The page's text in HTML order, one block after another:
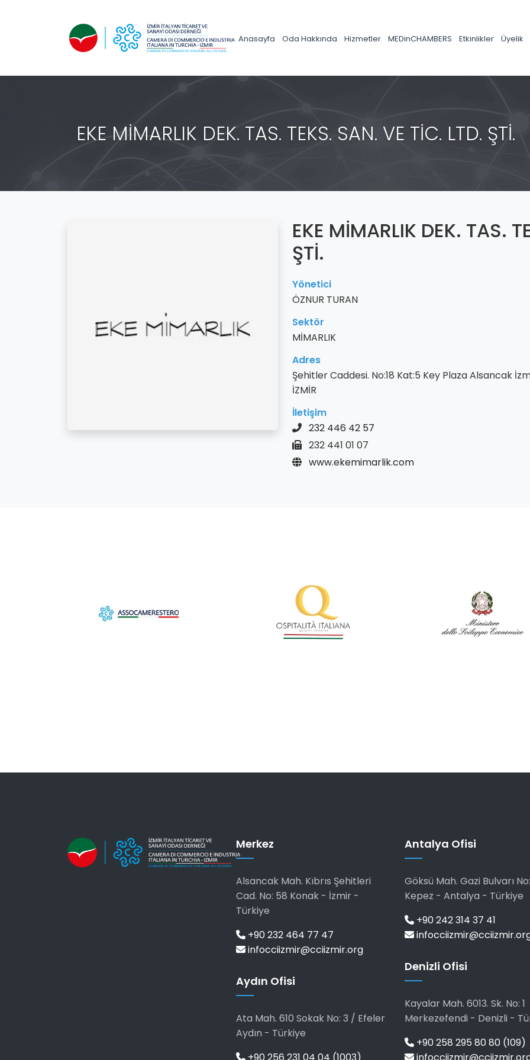
Anasayfa Oda Hakkında Hizmetler MEDinCHAMBERS Etkinlikler Üyelik
EKE MİMARLIK DEK. TAS. TEKS. SAN. VE TİC. LTD. ŞTİ.
EKE MİMARLIK DEK. TAS.
ŞTİ.
Yönetici
ÖZNUR TURAN
Sektör
MİMARLIK
Adres
Şehitler Caddesi. No:18 Kat:5 Key Plaza Alsancak
İZMİR
İletişim
232 446 42 57
232 441 01 07
www.ekemimarlik.com
Merkez
Alsancak Mah. Kıbrıs Şehitleri
Cad. No: 58 Konak - İzmir -
Türkiye
+90 232 464 77 47
infocciizmir@cciizmir.org
Aydın Ofisi
Ata Mah. 610 Sokak No: 3 / Efeler
Aydın - Türkiye
Antalya Ofisi
Göksü Mah. Gazi Bulvarı
Kepez - Antalya - Türkiye
+90 242 314 37 41
Denizli Ofisi
Kayalar Mah. 6013. Sk. No: 1
Merkezefendi - Denizli -
+90 258 295 80 80 (109)